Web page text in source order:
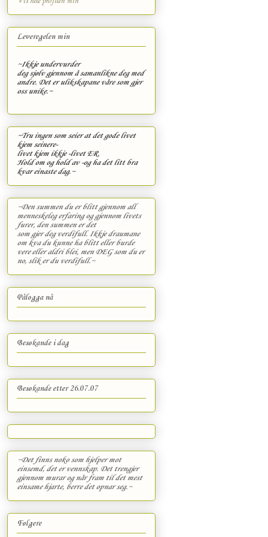
Leveregelen min
~Ikkje undervurder
deg sjølv gjennom å samanlikne deg med
andre. Det er ulikskapane våre som gjer
oss unike.~
~Tru ingen som seier at det gode livet
kjem seinere-
livet kjem ikkje -livet ER.
Hold om og hold av -og ha det litt bra
kvar einaste dag.~
~Den summen du er blittgjennom all
menneskeleg erfaringog gjennom livets
furer, den summen er det
som gjer deg verdifull. Ikkje draumane
om kva du kunne ha blitteller burde
vereeller aldri blei, men DEG som du er
no, slik er du verdifull.~
Pålogga nå
Besøkande i dag
Besøkande etter 26.07.07
~Det finns noko som hjelper mot
einsemd, det er vennskap. Det trengjer
gjennom murar og når fram til det mest
einsame hjarte, berre det opnar seg.~
Følgere